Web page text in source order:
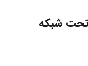
تحت شبکه